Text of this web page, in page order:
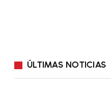
ÚLTIMAS NOTICIAS